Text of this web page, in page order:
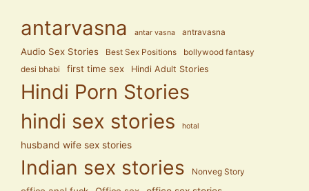
antarvasna antar vasna antravasna
Audio Sex Stories Best Sex Positions
bollywood fantasy
desi bhabi
first time sex Hindi Adult Stories
Hindi Porn Stories
hindi sex stories
hotal
husband wife sex stories
Indian sex stories Nonveg Story